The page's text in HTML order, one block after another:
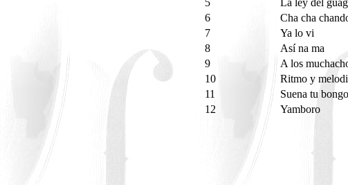
5
La ley del
6
Cha cha
7
Ya lo vi
8
Así na ma
9
A los
10
Ritmo y
11
Suena tu bongo
12
Yamboro